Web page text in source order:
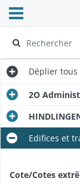
Ouvrir le menu
Déplier tous
2O
Edifices et
Cote/Cotes